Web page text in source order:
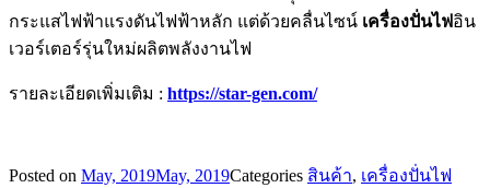
กระแสไฟฟ้าแรงดันไฟฟ้าหลัก แต่ด้วยคลื่นไซน์ เครื่องปั่นไฟอิน
เวอร์เตอร์รุ่นใหม่ผลิตพลังงานไฟ
รายละเอียดเพิ่มเติม : https://star-gen.com/
Posted on May, 2019May, 2019Categories สินค้า, เครื่องปั่นไฟ